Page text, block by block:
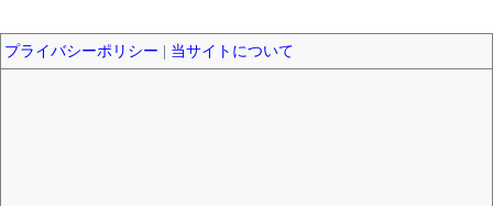
プライバシーポリシー 当サイトについて